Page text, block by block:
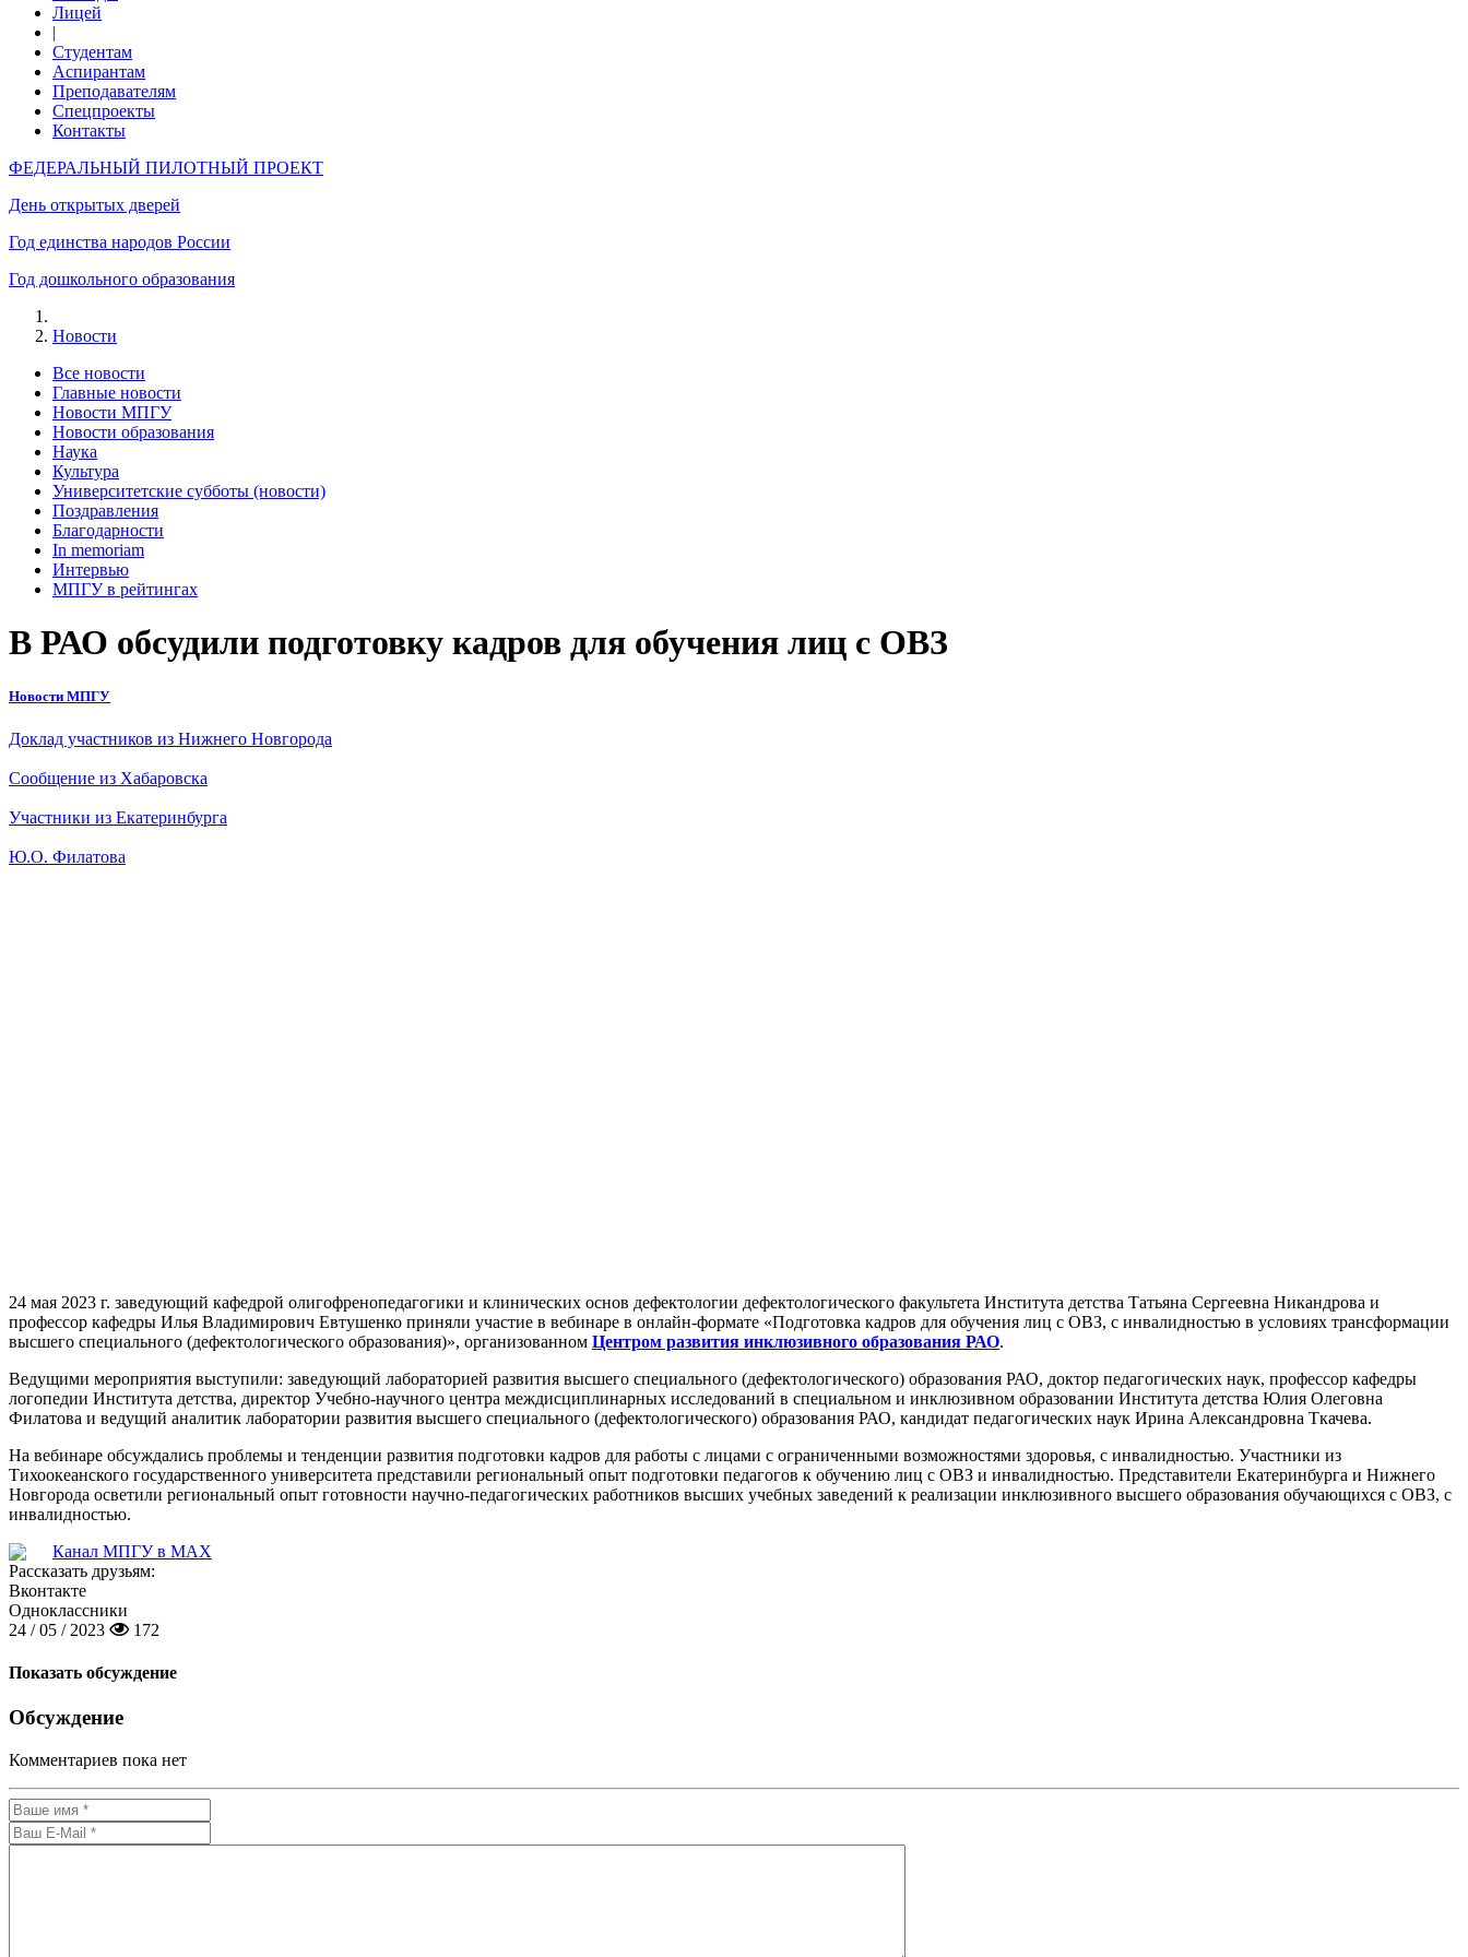
Лицей
|
Студентам
Аспирантам
Преподавателям
Спецпроекты
Контакты
ФЕДЕРАЛЬНЫЙ ПИЛОТНЫЙ ПРОЕКТ
День открытых дверей
Год единства народов России
Год дошкольного образования
Новости
Все новости
Главные новости
Новости МПГУ
Новости образования
Наука
Культура
Университетские субботы (новости)
Поздравления
Благодарности
In memoriam
Интервью
МПГУ в рейтингах
В РАО обсудили подготовку кадров для обучения лиц с ОВЗ
Новости МПГУ
Доклад участников из Нижнего Новгорода
Сообщение из Хабаровска
Участники из Екатеринбурга
Ю.О. Филатова
24 мая 2023 г. заведующий кафедрой олигофренопедагогики и клинических основ дефектологии дефектологического факультета Института детства Татьяна Сергеевна Никандрова и
профессор кафедры Илья Владимирович Евтушенко приняли участие в вебинаре в онлайн-формате «Подготовка кадров для обучения лиц с ОВЗ, с инвалидностью в условиях трансформации
высшего специального (дефектологического образования)», организованном Центром развития инклюзивного образования РАО.
Ведущими мероприятия выступили: заведующий лабораторией развития высшего специального (дефектологического) образования РАО, доктор педагогических наук, профессор кафедры
логопедии Института детства, директор Учебно-научного центра междисциплинарных исследований в специальном и инклюзивном образовании Института детства Юлия Олеговна
Филатова и ведущий аналитик лаборатории развития высшего специального (дефектологического) образования РАО, кандидат педагогических наук Ирина Александровна Ткачева.
На вебинаре обсуждались проблемы и тенденции развития подготовки кадров для работы с лицами с ограниченными возможностями здоровья, с инвалидностью. Участники из
Тихоокеанского государственного университета представили региональный опыт подготовки педагогов к обучению лиц с ОВЗ и инвалидностью. Представители Екатеринбурга и Нижнего
Новгорода осветили региональный опыт готовности научно-педагогических работников высших учебных заведений к реализации инклюзивного высшего образования обучающихся с ОВЗ, с
инвалидностью.
Канал МПГУ в MAX
Рассказать друзьям:
Вконтакте
Одноклассники
24 / 05 / 2023
172
Показать обсуждение
Обсуждение
Комментариев пока нет